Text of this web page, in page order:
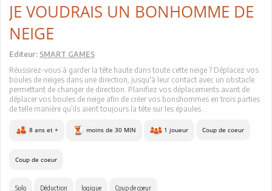
JE VOUDRAIS UN BONHOMME DE
NEIGE
Editeur: SMART GAMES
Réussirez-vous à garder la tête haute dans toute cette neige ? Déplacez vos
boules de neiges dans une direction, jusqu'à leur contact avec un obstacle
permettant de changer de direction. Planifiez vos déplacements avant de
déplacer vos boules de neige afin de créer vos bonshommes en trois parties
de telle manière qu’ils aient toujours la tête sur les épaules…
8 ans et + moins de 30 MIN 1 joueur Coup de coeur
Coup de coeur
Solo Déduction logique Coup de coeur